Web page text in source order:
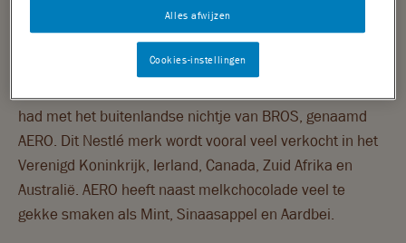
Seizoenschocolade
DUURZAAMHEID
Nestlé Cocoa Plan
Geniet gerust, maar wel bewust
Ben je op vakantie in het buitenland wel eens een
chocolade product met bubbels tegen gekomen dat niet
had met het buitenlandse nichtje van BROS, genaamd
AERO. Dit Nestlé merk wordt vooral veel verkocht in het
Verenigd Koninkrijk, Ierland, Canada, Zuid Afrika en
Australië. AERO heeft naast melkchocolade veel te
gekke smaken als Mint, Sinaasappel en Aardbei.
Alles afwijzen
Cookies-instellingen